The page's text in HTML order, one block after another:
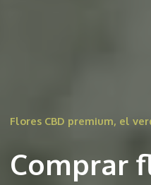
Flores CBD premium, el
Comprar